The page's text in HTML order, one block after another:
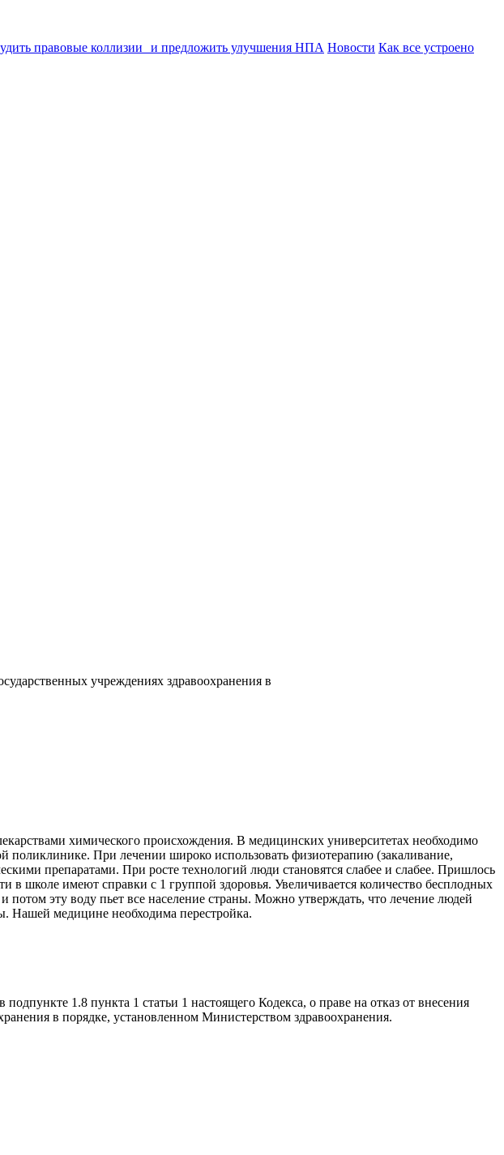
правовые коллизии и предложить улучшения НПА Новости Как все устроено
учреждениях здравоохранения в
химического происхождения. В медицинских университетах необходимо
поликлинике. При лечении широко использовать физиотерапию (закаливание,
препаратами. При росте технологий люди становятся слабее и слабее. Пришлось
в школе имеют справки с 1 группой здоровья. Увеличивается количество бесплодных
эту воду пьет все население страны. Можно утверждать, что лечение людей
Нашей медицине необходима перестройка.
1.8 пункта 1 статьи 1 настоящего Кодекса, о праве на отказ от внесения
в порядке, установленном Министерством здравоохранения.